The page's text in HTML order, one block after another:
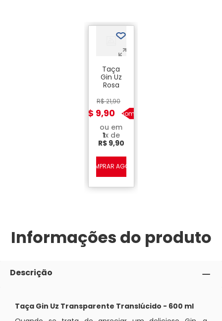
Taça
Gin Uz
Rosa
- 600 ml
R$21,90
R$ 9,90Economize
ou em
1x de
R$ 9,90
COMPRAR AGORA
Informações do produto
Descrição
Taça Gin Uz Transparente Translúcido - 600 ml